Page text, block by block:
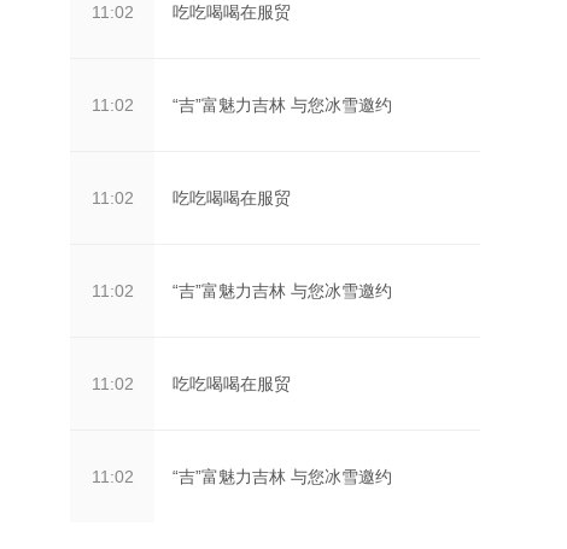
11:02 吃吃喝喝在服贸
11:02 “吉”富魅力吉林 与您冰雪邀约
11:02 吃吃喝喝在服贸
11:02 “吉”富魅力吉林 与您冰雪邀约
11:02 吃吃喝喝在服贸
11:02 “吉”富魅力吉林 与您冰雪邀约